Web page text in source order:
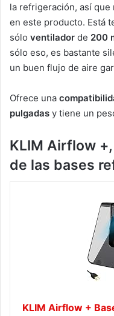
la refrigeración, así que
en este producto. Está
sólo ventilador de 200
sólo eso, es bastante
un buen flujo de aire
Ofrece una
pulgadas y tiene un
KLIM Airflow
de las bases
KLIM Airflow +